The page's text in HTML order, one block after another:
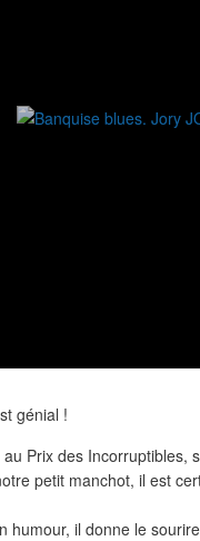
génial !
Prix des Incorruptibles,
petit manchot, il est
humour, il donne le